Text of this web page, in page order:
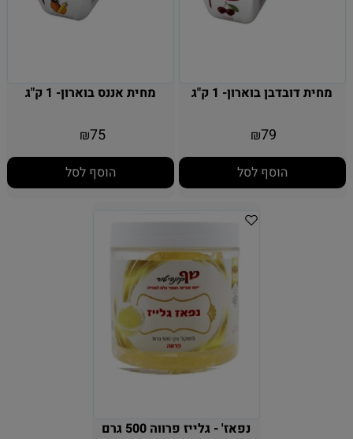
מחית דובדבן בוארון- 1 ק"ג
₪79
הוסף לסל
מחית אננס בוארון- 1 ק"ג
₪75
הוסף לסל
נפאז' - גלייז פרווה 500 גרם